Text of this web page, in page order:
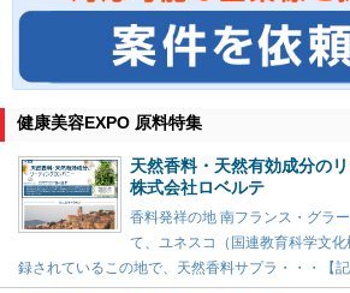
健康美容EXPO 原料特集
天然香料・天然有効成分の
株式会社ロベルテ
香料発祥の地 南フランス・グラ
て、ユネスコ（国連教育科学文
録されているこの地で、天然香料サプラ・・・【記